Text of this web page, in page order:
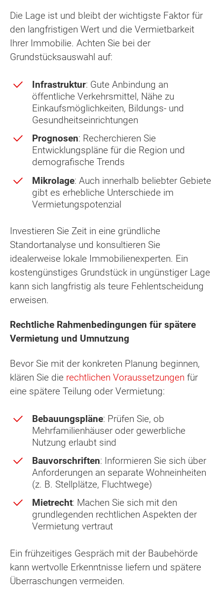
Die Lage ist und bleibt der wichtigste Faktor für
den langfristigen Wert und die Vermietbarkeit
Ihrer Immobilie. Achten Sie bei der
Grundstücksauswahl auf:
Infrastruktur: Gute Anbindung an
öffentliche Verkehrsmittel, Nähe zu
Einkaufsmöglichkeiten, Bildungs- und
Gesundheitseinrichtungen
Prognosen: Recherchieren Sie
Entwicklungspläne für die Region und
demografische Trends
Mikrolage: Auch innerhalb beliebter Gebiete
gibt es erhebliche Unterschiede im
Vermietungspotenzial
Investieren Sie Zeit in eine gründliche
Standortanalyse und konsultieren Sie
idealerweise lokale Immobilienexperten. Ein
kostengünstiges Grundstück in ungünstiger Lage
kann sich langfristig als teure Fehlentscheidung
erweisen.
Rechtliche Rahmenbedingungen für spätere
Vermietung und Umnutzung
Bevor Sie mit der konkreten Planung beginnen,
klären Sie die rechtlichen Voraussetzungen für
eine spätere Teilung oder Vermietung:
Bebauungspläne: Prüfen Sie, ob
Mehrfamilienhäuser oder gewerbliche
Nutzung erlaubt sind
Bauvorschriften: Informieren Sie sich über
Anforderungen an separate Wohneinheiten
(z. B. Stellplätze, Fluchtwege)
Mietrecht: Machen Sie sich mit den
grundlegenden rechtlichen Aspekten der
Vermietung vertraut
Ein frühzeitiges Gespräch mit der Baubehörde
kann wertvolle Erkenntnisse liefern und spätere
Überraschungen vermeiden.